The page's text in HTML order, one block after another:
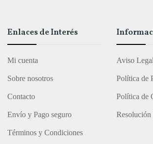
Enlaces de Interés
Mi cuenta
Sobre nosotros
Contacto
Envío y Pago seguro
Términos y Condiciones
Aviso Legal
Política de
Política de